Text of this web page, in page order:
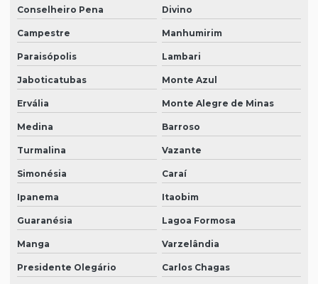
Conselheiro Pena Divino
Campestre Manhumirim
Paraisópolis Lambari
Jaboticatubas Monte Azul
Ervália Monte Alegre de Minas
Medina Barroso
Turmalina Vazante
Simonésia Caraí
Ipanema Itaobim
Guaranésia Lagoa Formosa
Manga Varzelândia
Presidente Olegário Carlos Chagas